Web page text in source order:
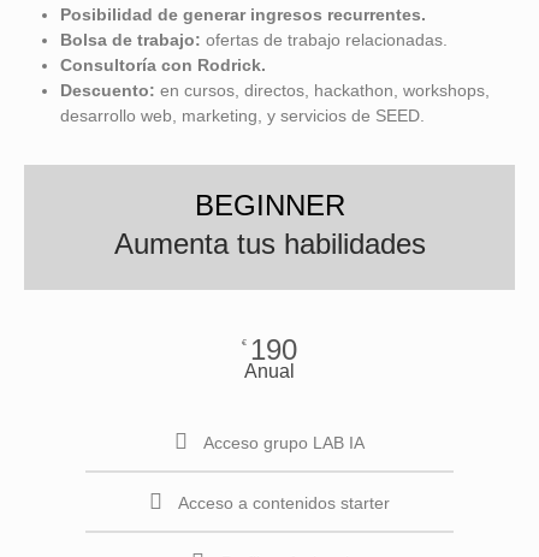
Posibilidad de generar ingresos recurrentes.
Bolsa de trabajo: ofertas de trabajo relacionadas.
Consultoría con Rodrick.
Descuento: en cursos, directos, hackathon, workshops,
desarrollo web, marketing, y servicios de SEED.
BEGINNER
Aumenta tus habilidades
€ 190
Anual
Acceso grupo LAB IA
Acceso a contenidos starter